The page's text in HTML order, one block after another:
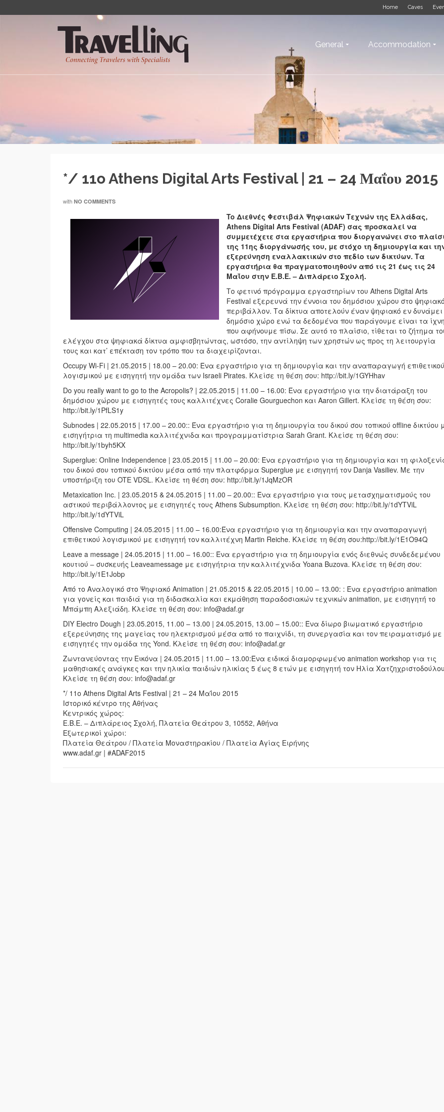
Home Caves
General Accommodation
*/ 11o Athens Digital Arts Festival | 21 – 24 Μαΐου 2015
with NO COMMENTS
To Διεθνές Φεστιβάλ Ψηφιακών Τεχνών της Ελλάδας,
Athens Digital Arts Festival (ADAF) σας προσκαλεί να
συμμετέχετε στα εργαστήρια που διοργανώνει στο
της 11ης διοργάνωσής του, με στόχο τη δημιουργία και
εξερεύνηση εναλλακτικών στο πεδίο των δικτύων. Τα
εργαστήρια θα πραγματοποιηθούν από τις 21 έως τις 24
Μαΐου στην Ε.Β.Ε. – Διπλάρειο Σχολή.
Το φετινό πρόγραμμα εργαστηρίων του Athens Digital Arts
Festival εξερευνά την έννοια του δημόσιου χώρου στο ψηφιακό
περιβάλλον. Τα δίκτυα αποτελούν έναν ψηφιακό εν δυνάμει
δημόσιο χώρο ενώ τα δεδομένα που παράγουμε είναι τα ίχνη
που αφήνουμε πίσω. Σε αυτό το πλαίσιο, τίθεται το ζήτημα
ελέγχου στα ψηφιακά δίκτυα αμφισβητώντας, ωστόσο, την αντίληψη των χρηστών ως προς τη λειτουργία
τους και κατ’ επέκταση τον τρόπο που τα διαχειρίζονται.
Occupy Wi-Fi | 21.05.2015 | 18.00 – 20.00: Ένα εργαστήριο για τη δημιουργία και την αναπαραγωγή επιθετικού
λογισμικού με εισηγητή την ομάδα των Israeli Pirates. Κλείσε τη θέση σου: http://bit.ly/1GYHhav
Do you really want to go to the Acropolis? | 22.05.2015 | 11.00 – 16.00: Ένα εργαστήριο για την διατάραξη του
δημόσιου χώρου με εισηγητές τους καλλιτέχνες Coralie Gourguechon και Aaron Gillert. Κλείσε τη θέση σου:
http://bit.ly/1PfLS1y
Subnodes | 22.05.2015 | 17.00 – 20.00:: Ένα εργαστήριο για τη δημιουργία του δικού σου τοπικού offline δικτύου
εισηγήτρια τη multimedia καλλιτέχνιδα και προγραμματίστρια Sarah Grant. Κλείσε τη θέση σου:
http://bit.ly/1byh5KX
Superglue: Online Independence | 23.05.2015 | 11.00 – 20.00: Ένα εργαστήριο για τη δημιουργία και τη
του δικού σου τοπικού δικτύου μέσα από την πλατφόρμα Superglue με εισηγητή τον Danja Vasiliev. Με την
υποστήριξη του OTE VDSL. Κλείσε τη θέση σου: http://bit.ly/1JqMzOR
Metaxication Inc. | 23.05.2015 & 24.05.2015 | 11.00 – 20.00:: Ένα εργαστήριο για τους μετασχηματισμούς του
αστικού περιβάλλοντος με εισηγητές τους Athens Subsumption. Κλείσε τη θέση σου: http://bit.ly/1dYTViL
http://bit.ly/1dYTViL
Offensive Computing | 24.05.2015 | 11.00 – 16.00:Ένα εργαστήριο για τη δημιουργία και την αναπαραγωγή
επιθετικού λογισμικού με εισηγητή τον καλλιτέχνη Martin Reiche. Κλείσε τη θέση σου:http://bit.ly/1E1O94Q
Leave a message | 24.05.2015 | 11.00 – 16.00:: Ένα εργαστήριο για τη δημιουργία ενός διεθνώς συνδεδεμένου
κουτιού – συσκευής Leaveamessage με εισηγήτρια την καλλιτέχνιδα Yoana Buzova. Κλείσε τη θέση σου:
http://bit.ly/1E1Jobp
Από το Αναλογικό στο Ψηφιακό Animation | 21.05.2015 & 22.05.2015 | 10.00 – 13.00: : Ένα εργαστήριο animation
για γονείς και παιδιά για τη διδασκαλία και εκμάθηση παραδοσιακών τεχνικών animation, με εισηγητή το
Μπάμπη Αλεξιάδη. Κλείσε τη θέση σου: info@adaf.gr
DIY Electro Dough | 23.05.2015, 11.00 – 13.00 | 24.05.2015, 13.00 – 15.00:: Ένα δίωρο βιωματικό εργαστήριο
εξερεύνησης της μαγείας του ηλεκτρισμού μέσα από το παιχνίδι, τη συνεργασία και τον πειραματισμό με
εισηγητές την ομάδα της Yond. Κλείσε τη θέση σου: info@adaf.gr
Ζωντανεύοντας την Εικόνα | 24.05.2015 | 11.00 – 13.00:Ένα ειδικά διαμορφωμένο animation workshop για τις
μαθησιακές ανάγκες και την ηλικία παιδιών ηλικίας 5 έως 8 ετών με εισηγητή τον Ηλία
Κλείσε τη θέση σου: info@adaf.gr
*/ 11o Athens Digital Arts Festival | 21 – 24 Μαΐου 2015
Ιστορικό κέντρο της Αθήνας
Κεντρικός χώρος:
Ε.Β.Ε. – Διπλάρειος Σχολή, Πλατεία Θεάτρου 3, 10552, Αθήνα
Εξωτερικοί χώροι:
Πλατεία Θεάτρου / Πλατεία Μοναστηρακίου / Πλατεία Αγίας Ειρήνης
www.adaf.gr | #ADAF2015